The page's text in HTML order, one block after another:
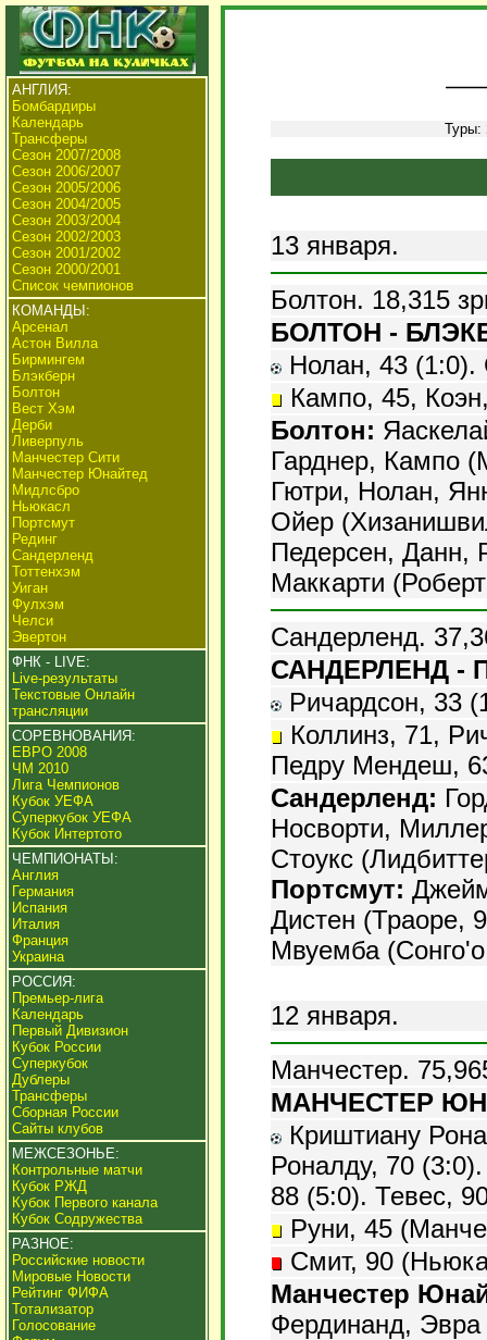
АНГЛИЯ:
Бомбардиры
Календарь
Трансферы
Сезон 2007/2008
Сезон 2006/2007
Сезон 2005/2006
Сезон 2004/2005
Сезон 2003/2004
Сезон 2002/2003
Сезон 2001/2002
Сезон 2000/2001
Список чемпионов
КОМАНДЫ:
Арсенал
Астон Вилла
Бирмингем
Блэкберн
Болтон
Вест Хэм
Дерби
Ливерпуль
Манчестер Сити
Манчестер Юнайтед
Мидлсбро
Ньюкасл
Портсмут
Рединг
Сандерленд
Тоттенхэм
Уиган
Фулхэм
Челси
Эвертон
ФНК - LIVE:
Live-результаты
Текстовые Онлайн
трансляции
СОРЕВНОВАНИЯ:
ЕВРО 2008
ЧМ 2010
Лига Чемпионов
Кубок УЕФА
Суперкубок УЕФА
Кубок Интертото
ЧЕМПИОНАТЫ:
Англия
Германия
Испания
Италия
Франция
Украина
РОССИЯ:
Премьер-лига
Календарь
Первый Дивизион
Кубок России
Суперкубок
Дублеры
Трансферы
Сборная России
Сайты клубов
МЕЖСЕЗОНЬЕ:
Контрольные матчи
Кубок РЖД
Кубок Первого канала
Кубок Содружества
РАЗНОЕ:
Российские новости
Мировые Новости
Рейтинг ФИФА
Тотализатор
Голосование
Туры:
13 января.
Болтон. 18,315
БОЛТОН -
Нолан, 43 (1:0).
Кампо, 45,
Болтон:
Гарднер, Кампо
Гютри, Нолан,
Ойер
Педерсен, Данн,
Маккарти
Сандерленд.
САНДЕРЛЕНД -
Ричардсон, 33
Коллинз, 71,
Педру Мендеш,
Сандерленд:
Носворти,
Стоукс
Портсмут:
Дистен (Траоре,
Мвуемба
12 января.
Манчестер.
МАНЧЕСТЕР
Криштиану
Роналду, 70
88 (5:0). Тевес,
Руни, 45
Смит, 90
Манчестер
Фердинанд,